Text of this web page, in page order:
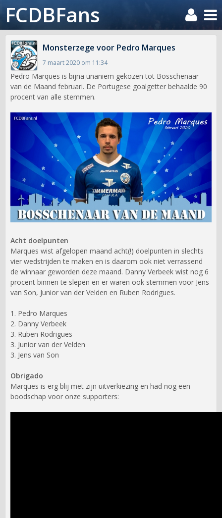
FCDBFans
Monsterzege voor Pedro Marques
7 maart 2020 om 11:34
Pedro Marques is bijna unaniem gekozen tot Bosschenaar
van de Maand februari. De Portugese goalgetter behaalde 90
procent van alle stemmen.
Acht doelpunten
Marques wist afgelopen maand acht(!) doelpunten in slechts
vier wedstrijden te maken en is daarom ook niet verrassend
de winnaar geworden deze maand. Danny Verbeek wist nog 6
procent binnen te slepen en er waren ook stemmen voor Jens
van Son, Junior van der Velden en Ruben Rodrigues.
1. Pedro Marques
2. Danny Verbeek
3. Ruben Rodrigues
3. Junior van der Velden
3. Jens van Son
Obrigado
Marques is erg blij met zijn uitverkiezing en had nog een
boodschap voor onze supporters: